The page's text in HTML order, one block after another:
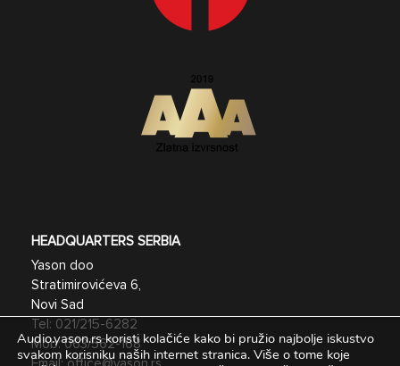
HEADQUARTERS SERBIA
Yason doo
Stratimirovićeva 6,
Novi Sad
Tel: 021/215-6282
Mob:063/562-168
Audio.yason.rs koristi kolačiće kako bi pružio najbolje iskustvo
svakom korisniku naših internet stranica. Više o tome koje